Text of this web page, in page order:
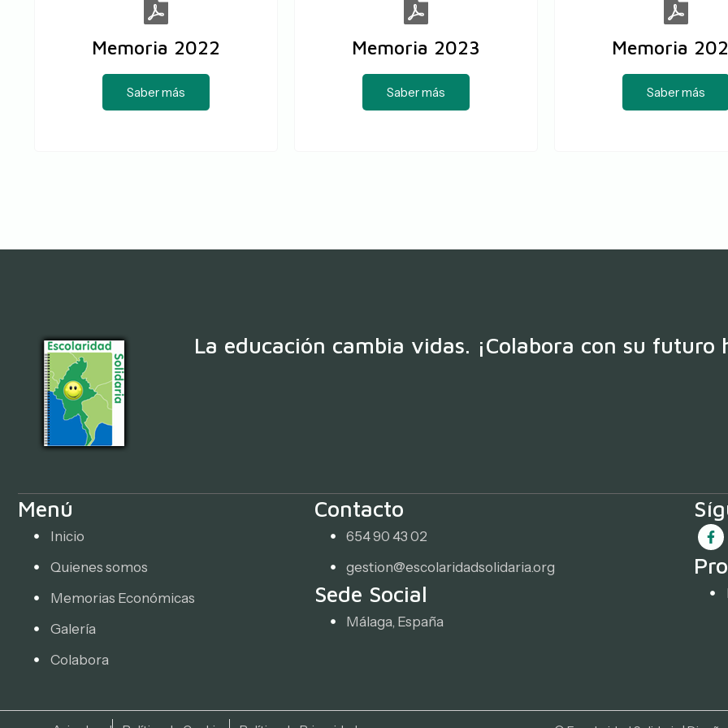
Memoria 2022
Saber más
Memoria 2023
Saber más
Memoria
Saber más
La educación cambia vidas. ¡Colabora con su futuro
Menú
Inicio
Quienes somos
Memorias Económicas
Galería
Colabora
Contacto
654 90 43 02
gestion@escolaridadsolidaria.org
Sede Social
Málaga, España